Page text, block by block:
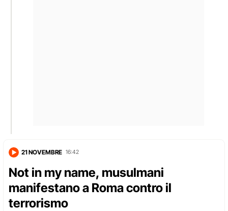
21 NOVEMBRE 16:42
Not in my name, musulmani
manifestano a Roma contro il
terrorismo